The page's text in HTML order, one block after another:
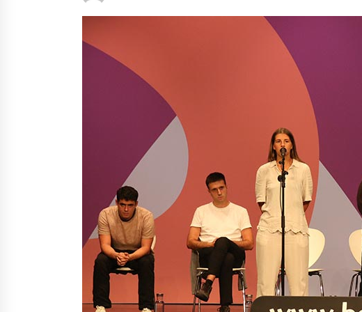
POTTO: San Pedro jaietako bertso-
Auritz Iñurrietaren margoak
ikusgai Uribitarte40 aretoan
2026/07/03